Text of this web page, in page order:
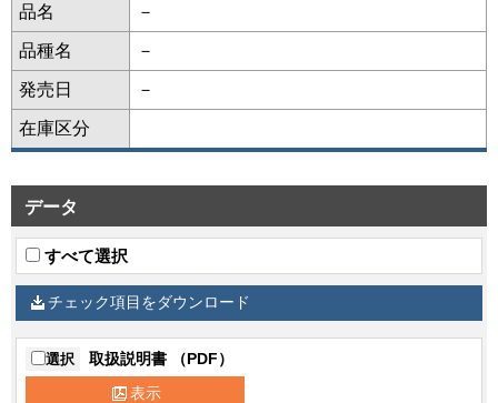
品名 －
品種名 －
発売日 －
在庫区分
データ
すべて選択
チェック項目をダウンロード
選択 取扱説明書 （PDF）
表示